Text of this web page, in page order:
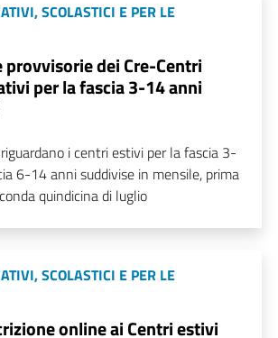
SCOLASTICI E PER LE
provvisorie dei Cre-Centri
per la fascia 3-14 anni
i centri estivi per la fascia 3-
6-14 anni suddivise in mensile, prima
quindicina di luglio
SCOLASTICI E PER LE
online ai Centri estivi